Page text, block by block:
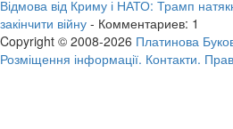
Відмова від Криму і НАТО: Трамп
закінчити війну - Комментариев: 1
Copyright © 2008-2026 Платинова
Розміщення інформації. Контакти.